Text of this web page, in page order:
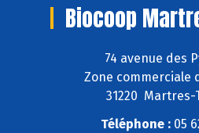
Biocoop
74 avenue des
Zone commerciale
31220 Martres-
Téléphone : 05